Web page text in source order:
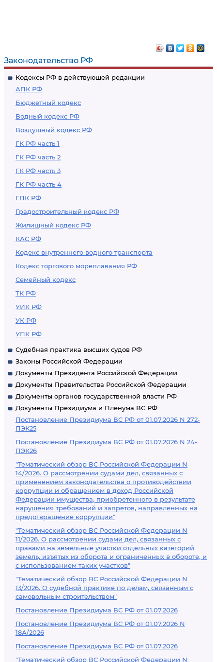
Законодательство РФ
Кодексы РФ в действующей редакции
АПК РФ
Бюджетный кодекс
Водный кодекс РФ
Воздушный кодекс РФ
ГК РФ часть 1
ГК РФ часть 2
ГК РФ часть 3
ГК РФ часть 4
ГПК РФ
Градостроительный кодекс РФ
Жилищный кодекс РФ
КАС РФ
Кодекс внутреннего водного транспорта
Кодекс торгового мореплавания РФ
Семейный кодекс
ТК РФ
УИК РФ
УК РФ
УПК РФ
Судебная практика высших судов РФ
Законы Российской Федерации
Документы Президента Российской Федерации
Документы Правительства Российской Федерации
Документы органов государственной власти РФ
Документы Президиума и Пленума ВС РФ
Постановление Президиума ВС РФ от 01.07.2026 N 272-
ПЭК25
Постановление Президиума ВС РФ от 01.07.2026 N 24-
ПЭК26
"Тематический обзор ВС Российской Федерации N
14/2026. О рассмотрении судами дел, связанных с
применением законодательства о противодействии
коррупции и обращением в доход Российской
Федерации имущества, приобретенного в результате
нарушения требований и запретов, направленных на
предотвращение коррупции"
"Тематический обзор ВС Российской Федерации N
11/2026. О рассмотрении судами дел, связанных с
правами на земельные участки отдельных категорий
земель, изъятых из оборота и ограниченных в обороте, и
с использованием таких участков"
"Тематический обзор ВС Российской Федерации N
13/2026. О судебной практике по делам, связанным с
самовольным строительством"
Постановление Президиума ВС РФ от 01.07.2026
Постановление Президиума ВС РФ от 01.07.2026 N
18А/2026
Постановление Президиума ВС РФ от 01.07.2026
"Тематический обзор ВС Российской Федерации N